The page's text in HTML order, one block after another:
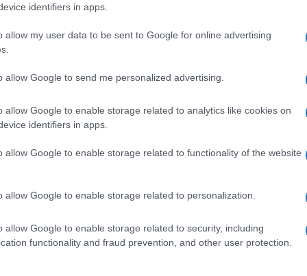
identifiers in apps.
allow my user data to be sent to Google for online advertising
allow Google to send me personalized advertising.
allow Google to enable storage related to analytics like cookies on
identifiers in apps.
allow Google to enable storage related to functionality of the website
allow Google to enable storage related to personalization.
allow Google to enable storage related to security, including
functionality and fraud prevention, and other user protection.
vmes tudi nevihte, prehodno razširile nad večji del
. Osvežilo se bo, zapihal bo veter vzhodnih smeri, na
Oba dneva bo na Primorskem še pihala šibka burja.
kazensko odgovoren za javno spodbujanje sovraštva, nasilja ali
vsebinami bodo odstranjeni.